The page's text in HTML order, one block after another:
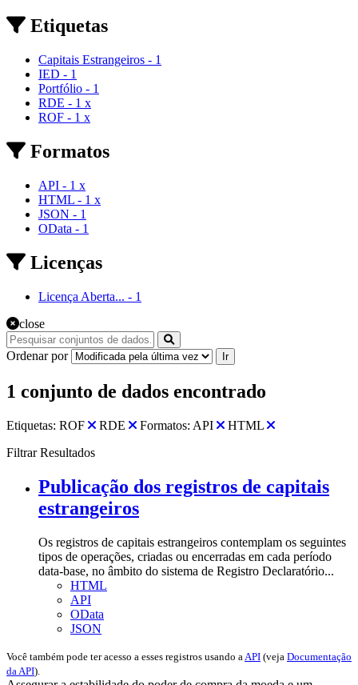
Etiquetas
Capitais Estrangeiros - 1
IED - 1
Portfólio - 1
RDE - 1 x
ROF - 1 x
Formatos
API - 1 x
HTML - 1 x
JSON - 1
OData - 1
Licenças
Licença Aberta... - 1
close
Ordenar por Ir
1 conjunto de dados encontrado
Etiquetas: ROF RDE Formatos: API
HTML
Filtrar Resultados
Publicação dos registros de capitais
estrangeiros
Os registros de capitais estrangeiros contemplam os seguintes
tipos de operações, criadas ou encerradas em cada período
data-base, no âmbito do sistema de Registro Declaratório...
HTML
API
OData
JSON
Você também pode ter acesso a esses registros usando a API (veja Documentação
da API).